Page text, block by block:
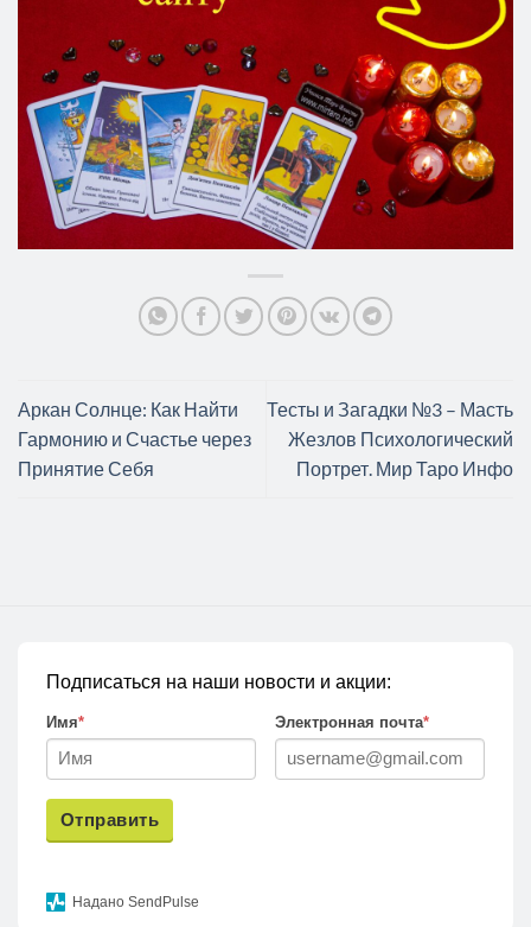
Аркан Солнце: Как Найти
Гармонию и Счастье через
Принятие Себя
Тесты и Загадки №3 – Масть
Жезлов Психологический
Портрет. Мир Таро Инфо
Подписаться на наши новости и акции:
Имя* Электронная почта*
Отправить
Надано SendPulse